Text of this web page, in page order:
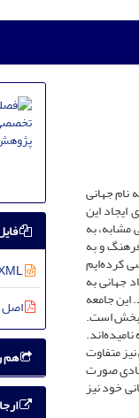
نام جهانی
این
به
و به
کرده‌ایم
جهانی به
جامعه
بخش است.
متفاوت
صورت
خود نیز
XML
اصل
هم